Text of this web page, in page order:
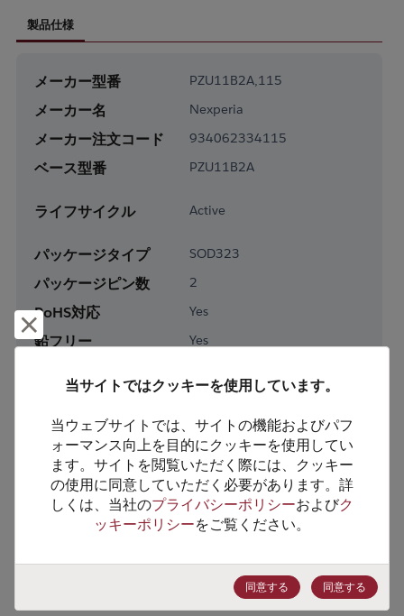
製品仕様
メーカー型番 PZU11B2A,115
メーカー名 Nexperia
メーカー注文コード 934062334115
ベース型番 PZU11B2A
ライフサイクル Active
パッケージタイプ SOD323
パッケージピン数 2
RoHS対応 Yes
鉛フリー Yes
3000
製品カテゴリー Discretes
製品サブカテゴリー Diodes
製品グループ Zener Diodes/ Volt Ref
却下して閉じる
当サイトではクッキーを使用しています。
当ウェブサイトでは、サイトの機能およびパフ
ォーマンス向上を目的にクッキーを使用してい
ます。サイトを閲覧いただく際には、クッキー
の使用に同意していただく必要があります。詳
しくは、当社のプライバシーポリシーおよびク
ッキーポリシーをご覧ください。
同意する 同意する